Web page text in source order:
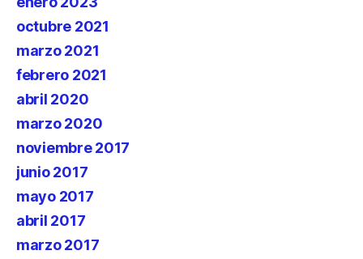
octubre 2021
marzo 2021
febrero 2021
abril 2020
marzo 2020
noviembre 2017
junio 2017
mayo 2017
abril 2017
marzo 2017